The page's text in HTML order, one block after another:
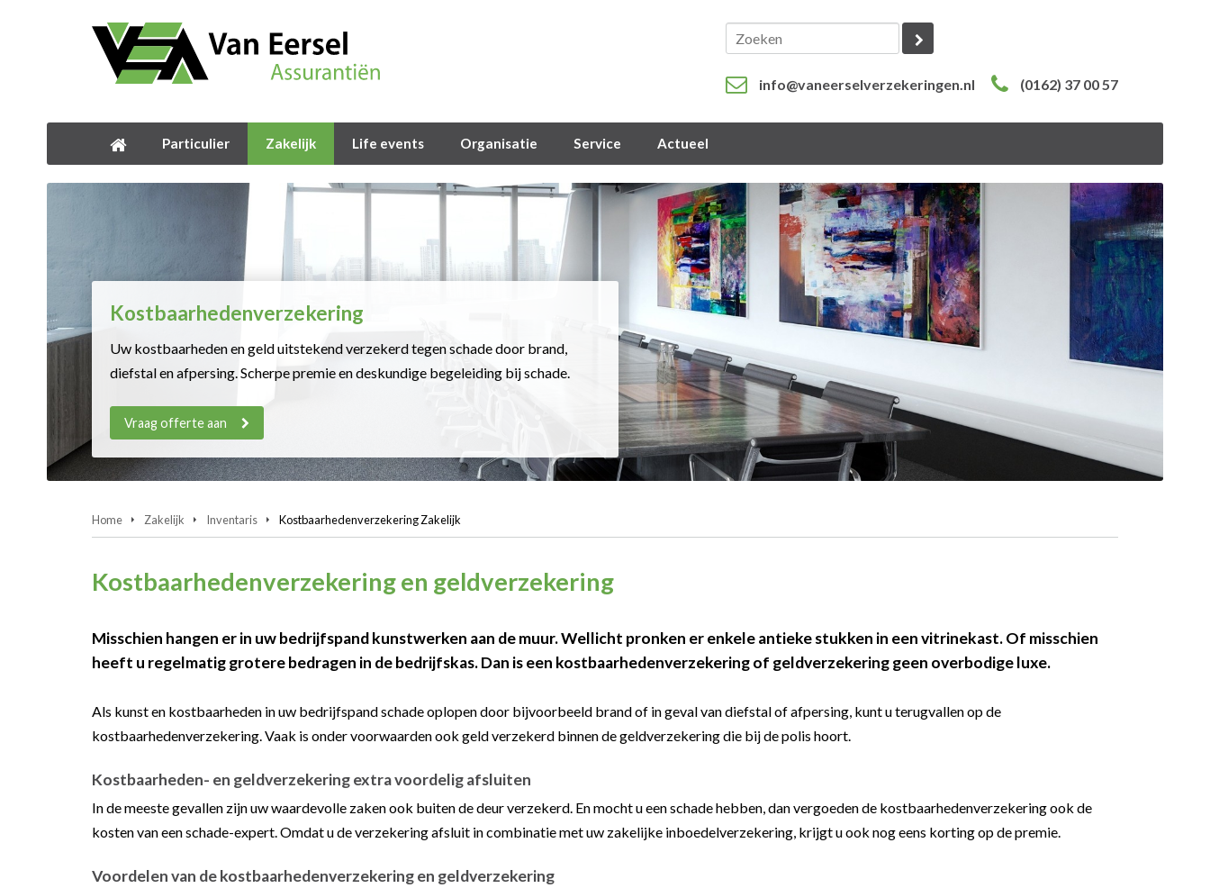
info@vaneerselverzekeringen.nl (0162) 37 00 57
Particulier Zakelijk Life events Organisatie Service Actueel
Kostbaarhedenverzekering
Uw kostbaarheden en geld uitstekend verzekerd tegen schade door brand,
diefstal en afpersing. Scherpe premie en deskundige begeleiding bij schade.
Vraag offerte aan
Home Zakelijk Inventaris Kostbaarhedenverzekering Zakelijk
Kostbaarhedenverzekering en geldverzekering
Misschien hangen er in uw bedrijfspand kunstwerken aan de muur. Wellicht pronken er enkele antieke stukken in een vitrinekast. Of misschien
heeft u regelmatig grotere bedragen in de bedrijfskas. Dan is een kostbaarhedenverzekering of geldverzekering geen overbodige luxe.
Als kunst en kostbaarheden in uw bedrijfspand schade oplopen door bijvoorbeeld brand of in geval van diefstal of afpersing, kunt u terugvallen op de
kostbaarhedenverzekering. Vaak is onder voorwaarden ook geld verzekerd binnen de geldverzekering die bij de polis hoort.
Kostbaarheden- en geldverzekering extra voordelig afsluiten
In de meeste gevallen zijn uw waardevolle zaken ook buiten de deur verzekerd. En mocht u een schade hebben, dan vergoeden de kostbaarhedenverzekering ook de
kosten van een schade-expert. Omdat u de verzekering afsluit in combinatie met uw zakelijke inboedelverzekering, krijgt u ook nog eens korting op de premie.
Voordelen van de kostbaarhedenverzekering en geldverzekering